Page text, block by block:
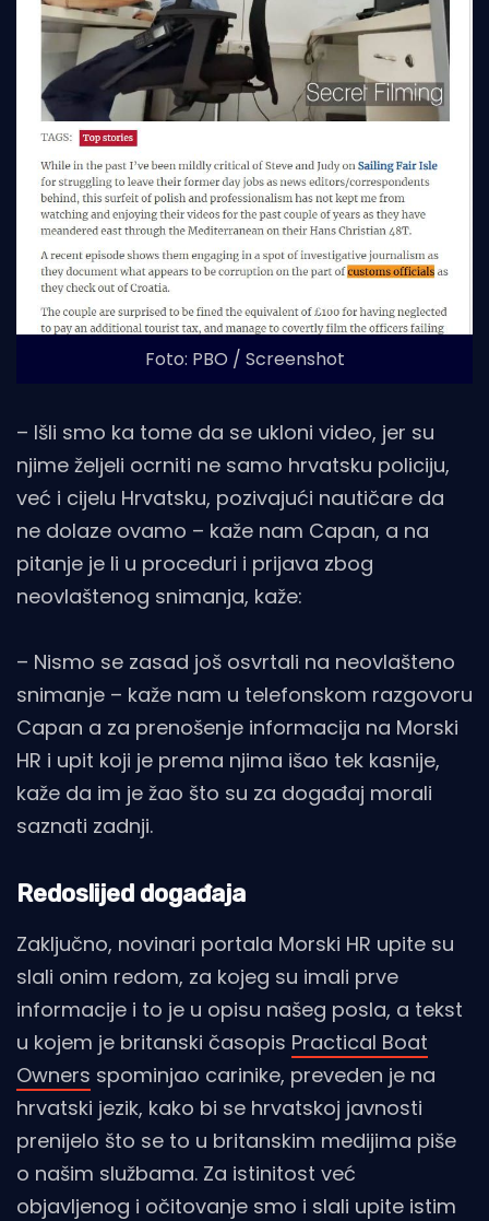
Foto: PBO / Screenshot
– Išli smo ka tome da se ukloni video, jer su
njime željeli ocrniti ne samo hrvatsku policiju,
već i cijelu Hrvatsku, pozivajući nautičare da
ne dolaze ovamo – kaže nam Capan, a na
pitanje je li u proceduri i prijava zbog
neovlaštenog snimanja, kaže:
– Nismo se zasad još osvrtali na neovlašteno
snimanje – kaže nam u telefonskom razgovoru
Capan a za prenošenje informacija na Morski
HR i upit koji je prema njima išao tek kasnije,
kaže da im je žao što su za događaj morali
saznati zadnji.
Redoslijed događaja
Zaključno, novinari portala Morski HR upite su
slali onim redom, za kojeg su imali prve
informacije i to je u opisu našeg posla, a tekst
u kojem je britanski časopis Practical Boat
Owners spominjao carinike, preveden je na
hrvatski jezik, kako bi se hrvatskoj javnosti
prenijelo što se to u britanskim medijima piše
o našim službama. Za istinitost već
objavljenog i očitovanje smo i slali upite istim